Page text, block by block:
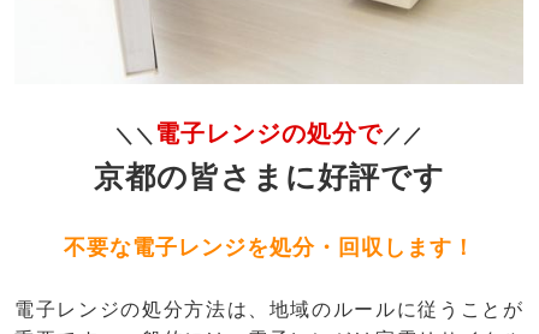
＼＼ 電子レンジの処分で／／
京都の皆さまに好評です
不要な電子レンジを処分・回収します！
電子レンジの処分方法は、地域のルールに従うことが